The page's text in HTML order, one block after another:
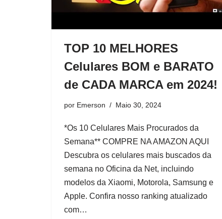
TOP 10 MELHORES
Celulares BOM e BARATO
de CADA MARCA em 2024!
por Emerson Maio 30, 2024
*Os 10 Celulares Mais Procurados da
Semana** COMPRE NA AMAZON AQUI
Descubra os celulares mais buscados da
semana no Oficina da Net, incluindo
modelos da Xiaomi, Motorola, Samsung e
Apple. Confira nosso ranking atualizado
com…